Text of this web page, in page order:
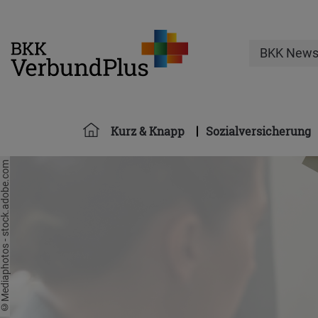
BKK News
Kurz & Knapp Sozialversicherung
©Mediaphotos - stock.adobe.com